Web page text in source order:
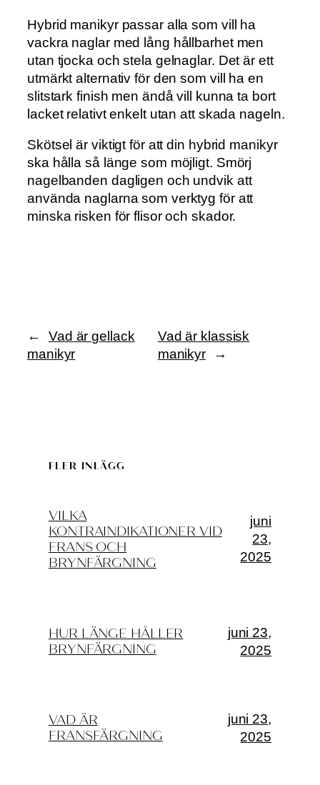
Hybrid manikyr passar alla som vill ha
vackra naglar med lång hållbarhet men
utan tjocka och stela gelnaglar. Det är ett
utmärkt alternativ för den som vill ha en
slitstark finish men ändå vill kunna ta bort
lacket relativt enkelt utan att skada nageln.
Skötsel är viktigt för att din hybrid manikyr
ska hålla så länge som möjligt. Smörj
nagelbanden dagligen och undvik att
använda naglarna som verktyg för att
minska risken för flisor och skador.
←
Vad är gellack
manikyr
Vad är klassisk
manikyr
→
FLER INLÄGG
VILKA
KONTRAINDIKATIONER VID
FRANS OCH
BRYNFÄRGNING
juni
23,
2025
HUR LÄNGE HÅLLER
BRYNFÄRGNING
juni 23,
2025
VAD ÄR
FRANSFÄRGNING
juni 23,
2025